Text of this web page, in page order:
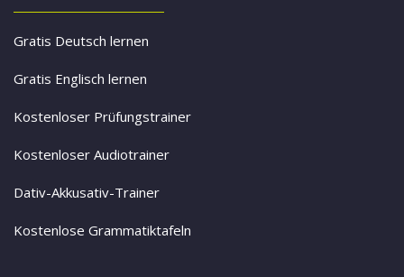
Gratis Deutsch lernen
Gratis Englisch lernen
Kostenloser Prüfungstrainer
Kostenloser Audiotrainer
Dativ-Akkusativ-Trainer
Kostenlose Grammatiktafeln